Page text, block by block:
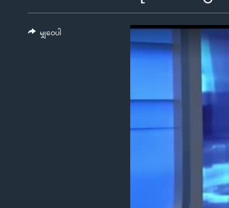
တရုတ်
အစ္စရေး-ပါလက်စတိုင်း
ရပ်ဝန်းတခု လမ်းတခု အလွန်
အင်္ဂလိပ်စာလေ့လာမယ်
မျှဝေပါ